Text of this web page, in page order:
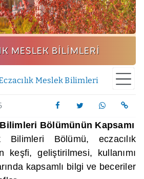
MESLEK BILIMLERI
Meslek Bilimleri
Bilimleri Bölümünün Kapsamı
Bilimleri Bölümü, eczacılık
keşfi, geliştirilmesi, kullanımı
kapsamlı bilgi ve beceriler